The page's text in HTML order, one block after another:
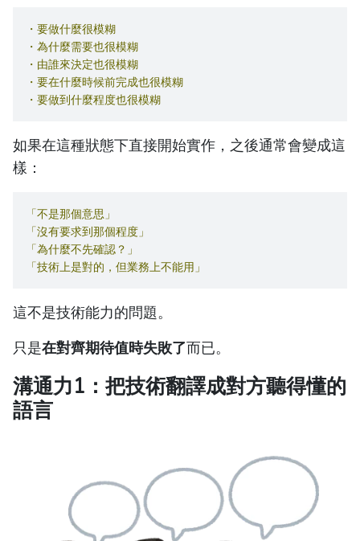
・要做什麼很模糊
・為什麼需要也很模糊
・由誰來決定也很模糊
・要在什麼時候前完成也很模糊
・要做到什麼程度也很模糊
如果在這種狀態下直接開始實作，之後通常會變成這
樣：
「不是那個意思」
「沒有要求到那個程度」
「為什麼不先確認？」
「技術上是對的，但業務上不能用」
這不是技術能力的問題。
只是在對齊期待值時失敗了而已。
溝通力1：把技術翻譯成對方聽得懂的
語言